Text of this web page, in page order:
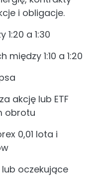
i obligacje.
1:20 a 1:30
1:10 a 1:20
akcję lub ETF
obrotu
0,01 lota i
oczekujące